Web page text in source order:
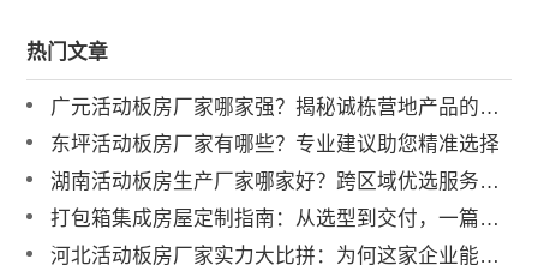
热门文章
广元活动板房厂家哪家强？揭秘诚栋营地产品的硬核实力
东坪活动板房厂家有哪些？专业建议助您精准选择
湖南活动板房生产厂家哪家好？跨区域优选服务商解析
打包箱集成房屋定制指南：从选型到交付，一篇讲透
河北活动板房厂家实力大比拼：为何这家企业能成行业标杆？